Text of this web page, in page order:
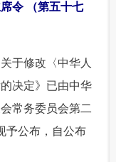
令 （第五十七
于修改〈中华人
决定》已由中华
常务委员会第二
予公布，自公布